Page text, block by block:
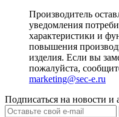
Производитель
уведомления
характеристики и
повышения
изделия. Если вы
пожалуйста,
marketing@sec-e.ru
Подписаться на новости и